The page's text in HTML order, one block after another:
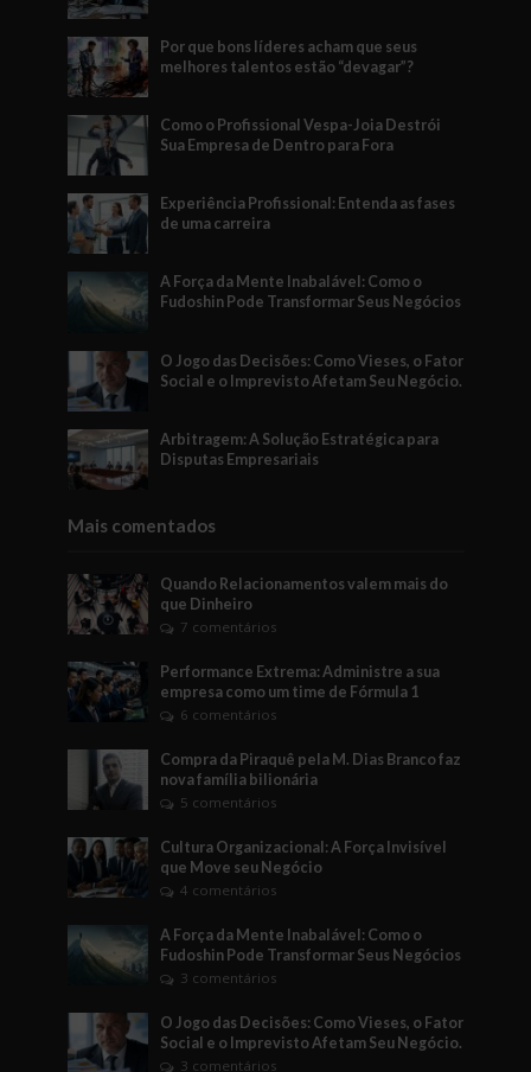
Por que bons líderes acham que seus
melhores talentos estão “devagar”?
Como o Profissional Vespa-Joia Destrói
Sua Empresa de Dentro para Fora
Experiência Profissional: Entenda as fases
de uma carreira
A Força da Mente Inabalável: Como o
Fudoshin Pode Transformar Seus Negócios
O Jogo das Decisões: Como Vieses, o Fator
Social e o Imprevisto Afetam Seu Negócio.
Arbitragem: A Solução Estratégica para
Disputas Empresariais
Mais comentados
Quando Relacionamentos valem mais do
que Dinheiro
7 comentários
Performance Extrema: Administre a sua
empresa como um time de Fórmula 1
6 comentários
Compra da Piraquê pela M. Dias Branco faz
nova família bilionária
5 comentários
Cultura Organizacional: A Força Invisível
que Move seu Negócio
4 comentários
A Força da Mente Inabalável: Como o
Fudoshin Pode Transformar Seus Negócios
3 comentários
O Jogo das Decisões: Como Vieses, o Fator
Social e o Imprevisto Afetam Seu Negócio.
3 comentários